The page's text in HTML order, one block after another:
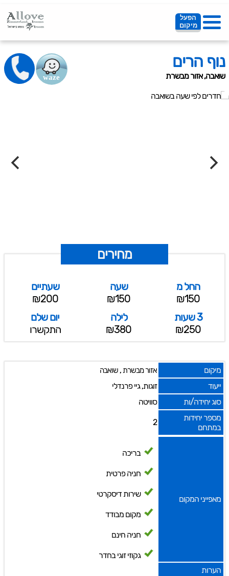
הפעל
מיקום
נוף הרים
שואבה, אזור מבשרת
מחירים
החל מ
₪150
שעה
₪150
שעתיים
₪200
3 שעות
₪250
לילה
₪380
יום שלם
התקשרו
מיקום אזור מבשרת, שואבה
ייעוד
זוגות, גיי פרנדלי
סוג יחידה/ות
סוויטה
מספר יחידות
במתחם
2
מאפייני המקום
בריכה
חניה פרטית
שירות דיסקרטי
מקום מבודד
חניה חינם
גקוזי זוגי בחדר
הערות